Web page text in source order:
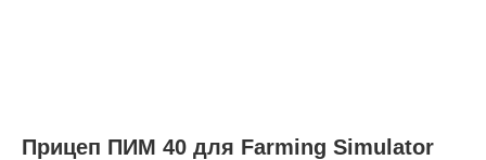
Прицеп ПИМ 40 для Farming Simulator